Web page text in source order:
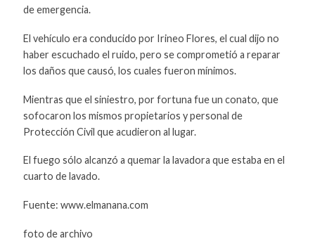
de emergencia.
El vehículo era conducido por Irineo Flores, el cual dijo no
haber escuchado el ruido, pero se comprometió a reparar
los daños que causó, los cuales fueron mínimos.
Mientras que el siniestro, por fortuna fue un conato, que
sofocaron los mismos propietarios y personal de
Protección Civil que acudieron al lugar.
El fuego sólo alcanzó a quemar la lavadora que estaba en el
cuarto de lavado.
Fuente: www.elmanana.com
foto de archivo